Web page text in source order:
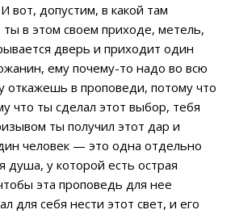
вот, допустим, в какой там
в этом своем приходе, метель,
дверь и приходит один
ему почему-то надо во всю
откажешь в проповеди, потому что
что ты сделал этот выбор, тебя
ты получил этот дар и
человек — это одна отдельно
душа, у которой есть острая
эта проповедь для нее
для себя нести этот свет, и его